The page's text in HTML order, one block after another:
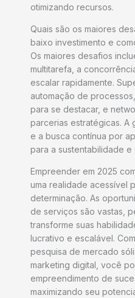
otimizando recursos.
Quais são os maiores
baixo investimento e
Os maiores desafios
multitarefa, a
escalar rapidamente.
automação de
para se destacar, e
parcerias estratégicas. A
e a busca contínua por
para a sustentabilidade e
Empreender em 2025
uma realidade acessível
determinação. As
de serviços são vastas,
transforme suas
lucrativo e escalável.
pesquisa de mercado
marketing digital, você
empreendimento de
maximizando seu